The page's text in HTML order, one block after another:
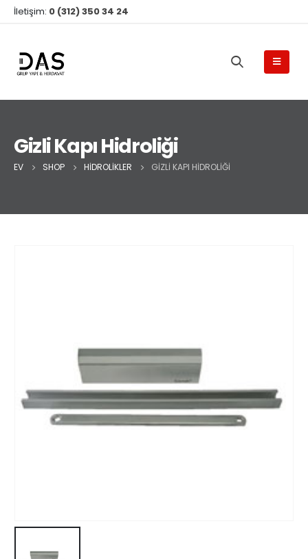
İletişim: 0 (312) 350 34 24
Gizli Kapı Hidroliği
EV SHOP HIDROLIKLER GIZLI KAPI HIDROLIĞI